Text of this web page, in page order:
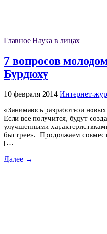
Главное Наука в лицах
7 вопросов
Бурдюху
10 февраля 2014 Интернет-
«Занимаюсь разработкой
Если все получится, будут
улучшенными
быстрее». Продолжаем
[…]
Далее →